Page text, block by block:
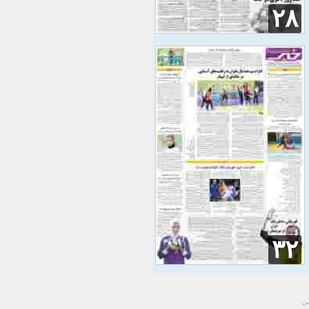
۲۸
۳۲